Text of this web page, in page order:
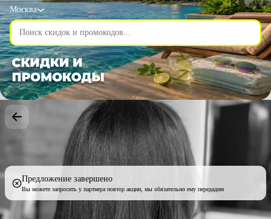
Москва
Предложение завершено
Вы можете запросить у партнера повтор акции, мы обязательно ему передадим